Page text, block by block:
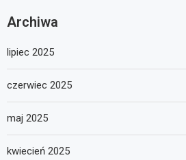
Archiwa
lipiec 2025
czerwiec 2025
maj 2025
kwiecień 2025